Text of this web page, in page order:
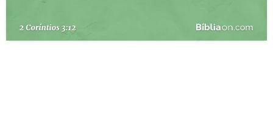
PERGUNTE À BÍBLIA